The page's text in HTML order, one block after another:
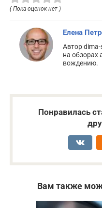
( Пока оценок нет )
Елена
Автор dima-
на обзорах
вождению.
Понравилась
Вам также